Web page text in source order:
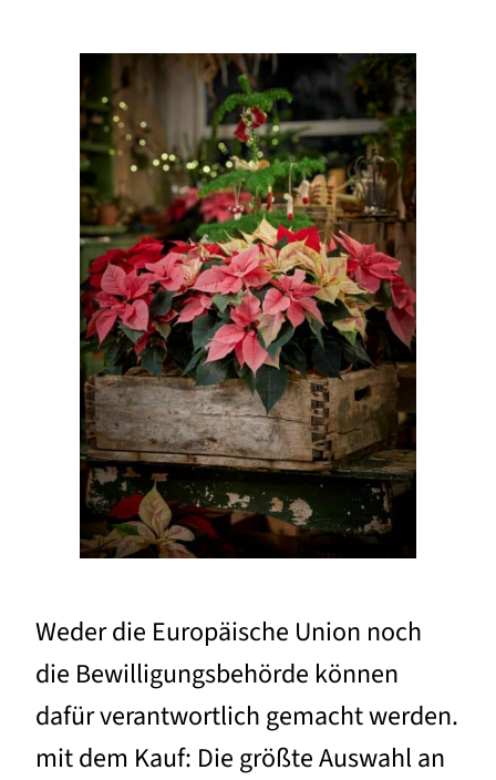
Weder die Europäische Union noch
die Bewilligungsbehörde können
dafür verantwortlich gemacht werden.
mit dem Kauf: Die größte Auswahl an